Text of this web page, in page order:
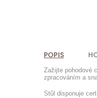
POPIS
Zažijte pohodové
zpracováním a
Stůl disponuje